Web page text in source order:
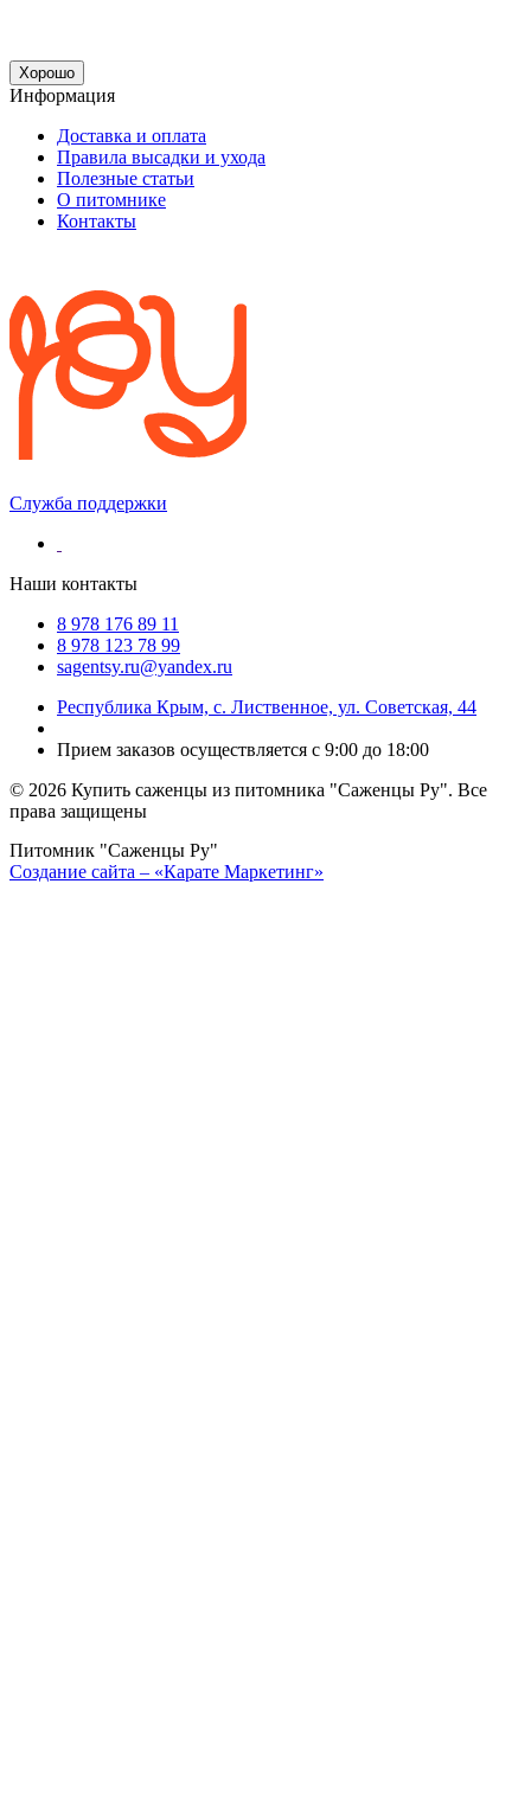
Хорошо
Информация
Доставка и оплата
Правила высадки и ухода
Полезные статьи
О питомнике
Контакты
Служба поддержки
Наши контакты
8 978 176 89 11
8 978 123 78 99
sagentsy.ru@yandex.ru
Республика Крым, с. Лиственное, ул. Советская, 44
Прием заказов осуществляется с 9:00 до 18:00
© 2026 Купить саженцы из питомника "Саженцы Ру". Все
права защищены
Питомник "Саженцы Ру"
Создание сайта – «Карате Маркетинг»